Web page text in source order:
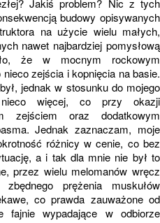
Jakiś problem? Nic z tych
budowy opisywanych
na użycie wielu małych,
nawet najbardziej pomysłową
że w mocnym rockowym
zejścia i kopnięcia na basie.
jednak w stosunku do mojego
więcej, co przy okazji
zejściem oraz dodatkowym
Jednak zaznaczam, moje
różnicy w cenie, co bez
a i tak dla mnie nie był to
przez wielu melomanów wręcz
prężenia muskułów
co prawda zauważone od
wypadające w odbiorze